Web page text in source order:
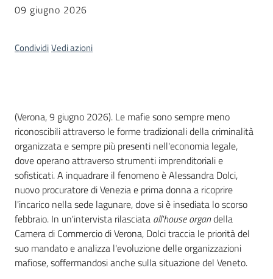
Territorio
Impresa
Digitale
e
Sostenibile
La
Camera
09 giugno 2026
CondividiVedi azioni
Contenuto
(Verona, 9 giugno 2026). Le mafie sono sempre meno
riconoscibili attraverso le forme tradizionali della criminalità
organizzata e sempre più presenti nell'economia legale,
dove operano attraverso strumenti imprenditoriali e
sofisticati. A inquadrare il fenomeno è Alessandra Dolci,
nuovo procuratore di Venezia e prima donna a ricoprire
l'incarico nella sede lagunare, dove si è insediata lo scorso
febbraio. In un'intervista rilasciata all'house organdella
Camera di Commercio di Verona, Dolci traccia le priorità del
suo mandato e analizza l'evoluzione delle organizzazioni
mafiose, soffermandosi anche sulla situazione del Veneto.